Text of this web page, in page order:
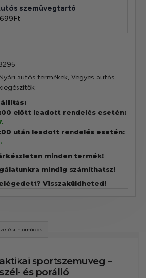
szemüvegtartó
Ft
3295
Nyári autós termékek,Vegyes autós
kiegészítők
előtt leadott rendelés esetén:
után leadott rendelés esetén:
minden termék!
mindig számíthatsz!
Visszaküldheted!
információk
sportszemüveg –
és porálló